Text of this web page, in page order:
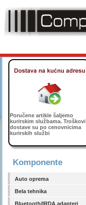
Poručene artikle šaljemo
kurirskim službama. Troškovi
dostave su po cenovnicima
kurirskih službi
Komponente
Auto oprema
Bela tehnika
Bluetooth/IRDA adapteri